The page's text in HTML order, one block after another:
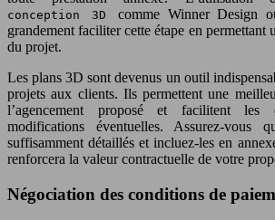
conception 3D comme Winner Design
grandement faciliter cette étape en permettant
du projet.
Les plans 3D sont devenus un outil
projets aux clients. Ils permettent une
l’agencement proposé et facilitent les
modifications éventuelles. Assurez-vous
suffisamment détaillés et incluez-les en
renforcera la valeur contractuelle de votre
Négociation des conditions de